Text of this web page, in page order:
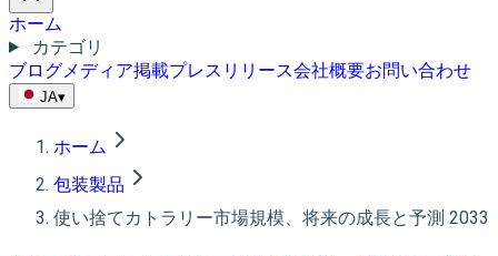
ホーム
カテゴリ
ブログメディア掲載プレスリリース会社概要お問い合わせ
JA▾
ホーム
包装製品
使い捨てカトラリー市場規模、将来の成長と予測 2033